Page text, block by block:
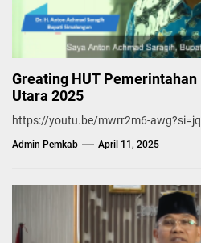
Greating HUT
Utara 2025
https://youtu.be/mwrr2m6-
Admin Pemkab April 11, 2025